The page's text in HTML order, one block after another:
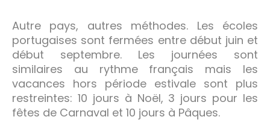
Autre pays, autres méthodes. Les écoles
portugaises sont fermées entre début juin et
début septembre. Les journées sont
similaires au rythme français mais les
vacances hors période estivale sont plus
restreintes: 10 jours à Noël, 3 jours pour les
fêtes de Carnaval et 10 jours à Pâques.